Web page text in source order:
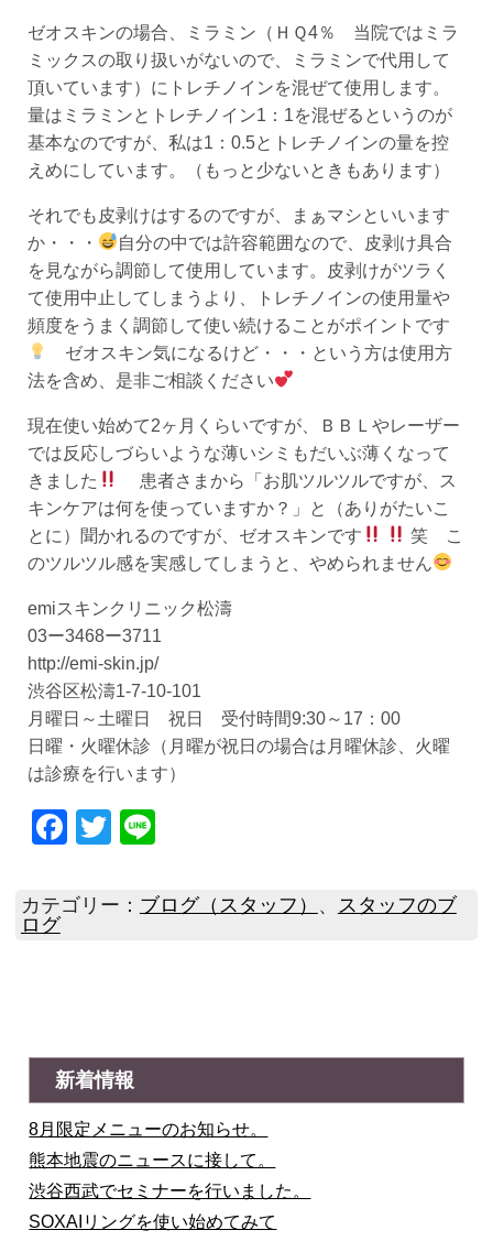
ゼオスキンの場合、ミラミン（ＨＱ4％ 当院ではミラ
ミックスの取り扱いがないので、ミラミンで代用して
頂いています）にトレチノインを混ぜて使用します。
量はミラミンとトレチノイン1：1を混ぜるというのが
基本なのですが、私は1：0.5とトレチノインの量を控
えめにしています。（もっと少ないときもあります）
それでも皮剥けはするのですが、まぁマシといいます
か・・・
自分の中では許容範囲なので、皮剥け具合
を見ながら調節して使用しています。皮剥けがツラく
て使用中止してしまうより、トレチノインの使用量や
頻度をうまく調節して使い続けることがポイントです
ゼオスキン気になるけど・・・という方は使用方
法を含め、是非ご相談ください
現在使い始めて2ヶ月くらいですが、ＢＢＬやレーザー
では反応しづらいような薄いシミもだいぶ薄くなって
きました
患者さまから「お肌ツルツルですが、ス
キンケアは何を使っていますか？」と（ありがたいこ
とに）聞かれるのですが、ゼオスキンです
笑 こ
のツルツル感を実感してしまうと、やめられません
emiスキンクリニック松濤
03ー3468ー3711
http://emi-skin.jp/
渋谷区松濤1-7-10-101
月曜日～土曜日 祝日 受付時間9:30～17：00
日曜・火曜休診（月曜が祝日の場合は月曜休診、火曜
は診療を行います）
Facebook
Twitter
Line
カテゴリー： ブログ（スタッフ） 、
スタッフのブ
ログ
新着情報
8月限定メニューのお知らせ。
熊本地震のニュースに接して。
渋谷西武でセミナーを行いました。
SOXAIリングを使い始めてみて